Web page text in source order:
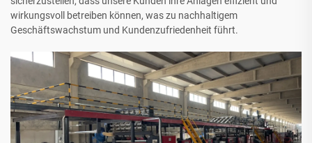
wirkungsvoll betreiben können, was zu nachhaltigem
Geschäftswachstum und Kundenzufriedenheit führt.